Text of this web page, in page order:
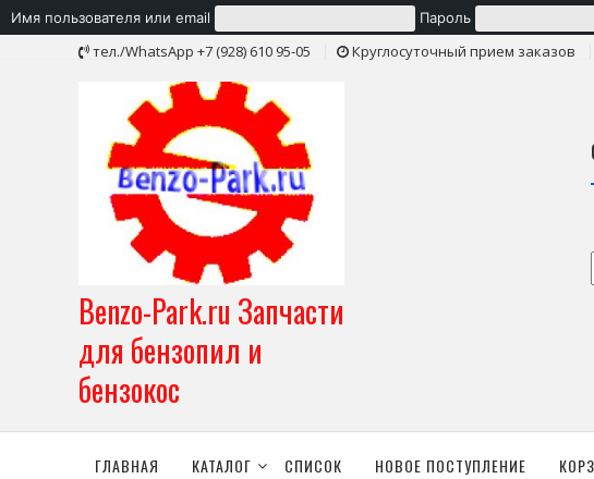
Имя пользователя или email Пароль
тел./WhatsApp +7 (928) 610 95-05 Круглосуточный прием заказов
Benzo-Park.ru Запчасти
для бензопил и
бензокос
ГЛАВНАЯ КАТАЛОГ СПИСОК НОВОЕ ПОСТУПЛЕНИЕ